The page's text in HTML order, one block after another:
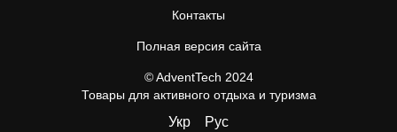
Контакты
Полная версия сайта
© AdventTech 2024
Товары для активного отдыха и туризма
Укр Рус